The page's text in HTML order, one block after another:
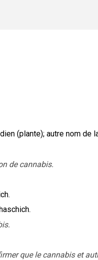
(plante); autre nom de
de cannabis.
que le cannabis et